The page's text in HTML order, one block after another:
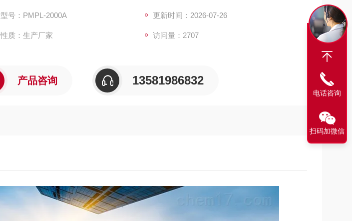
号：PMPL-2000A 更新时间：2026-07-26
质：生产厂家 访问量：2707
产品咨询 13581986832
电话咨询
扫码加微信